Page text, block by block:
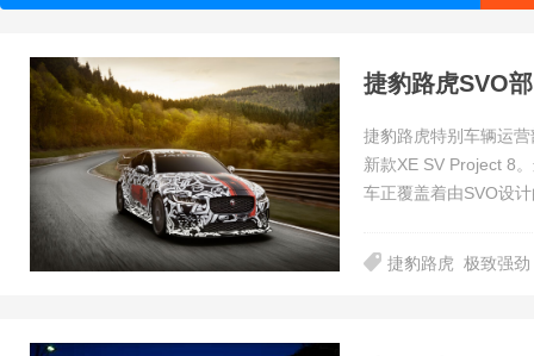
捷豹路虎SVO
捷豹路虎特别车辆运
新款XE SV Project 8
车正覆盖着由SVO设
捷豹路虎 极致强劲